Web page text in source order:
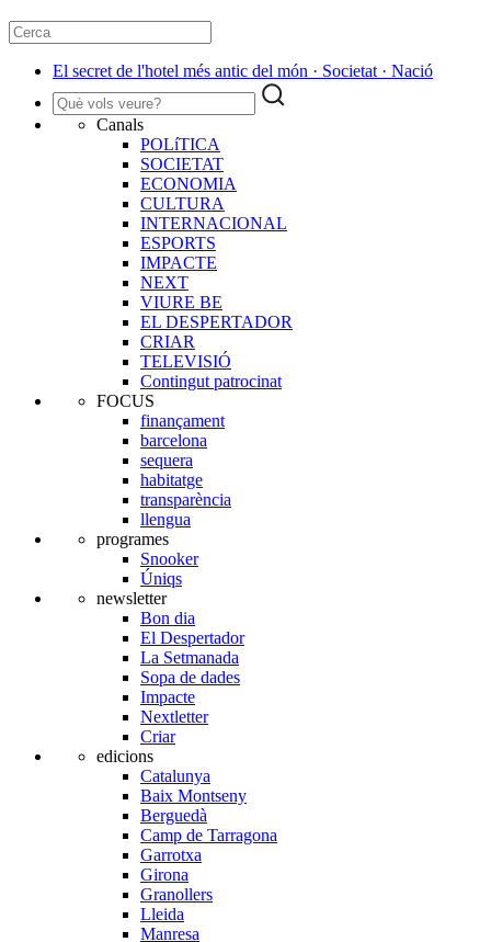
El secret de l'hotel més antic del món · Societat · Nació
Canals
POLíTICA
SOCIETAT
ECONOMIA
CULTURA
INTERNACIONAL
ESPORTS
IMPACTE
NEXT
VIURE BE
EL DESPERTADOR
CRIAR
TELEVISIÓ
Contingut patrocinat
FOCUS
finançament
barcelona
sequera
habitatge
transparència
llengua
programes
Snooker
Úniqs
newsletter
Bon dia
El Despertador
La Setmanada
Sopa de dades
Impacte
Nextletter
Criar
edicions
Catalunya
Baix Montseny
Berguedà
Camp de Tarragona
Garrotxa
Girona
Granollers
Lleida
Manresa